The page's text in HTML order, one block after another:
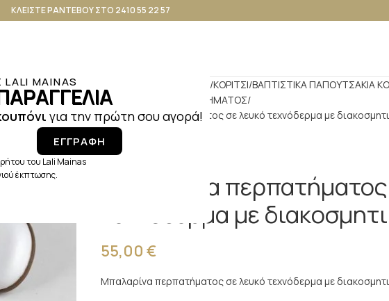
MAINAS
για την πρώτη σου αγορά!
ΕΓΓΡΑΦΗ
του Lali Mainas
έκπτωσης.
ΚΛΕΙΣΤΕ ΡΑΝΤΕΒΟΥ ΣΤΟ 2410 55 22 57
ΚΟΡΙΤΣΙ ΒΑΠΤΙΣΤΙΚΑ ΠΑΠΟΥΤΣΑΚΙΑ
ΠΑΠΟΥΤΣΑΚΙΑ ΠΕΡΠΑΤΗΜΑΤΟΣ
Μπαλαρίνα περπατήματος σε λευκό τεχνόδερμα με
Μπαλαρίνα
τεχνόδερμα με
55,00 €
Μπαλαρίνα περπατήματος σε λευκό τεχνόδερμα με